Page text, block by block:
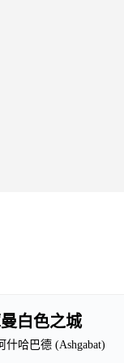
白色之城
哈巴德 (Ashgabat)